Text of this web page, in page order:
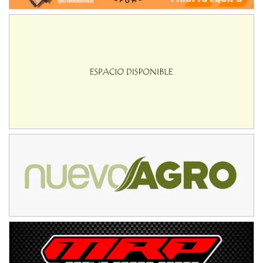
KDO - F6
Parque de la Velocidad (Asfalto)
Gral. E. Godoy (Río Negro)
Humboldt (Santa Fe)
NORESTE SANTAFESINO - F6
Ciudad de Avellaneda (Asfalto)
Avellaneda (Santa Fe)